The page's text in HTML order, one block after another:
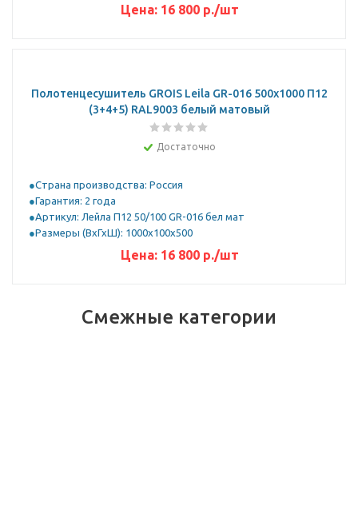
Цена: 16 800р./шт
Полотенцесушитель GROIS Leila GR-016 500х1000 П12
(3+4+5) RAL9003 белый матовый
Достаточно
Страна производства: Россия
Гарантия: 2 года
Артикул: Лейла П12 50/100 GR-016 бел мат
Размеры (ВхГхШ): 1000х100х500
Цена: 16 800р./шт
Смежные категории